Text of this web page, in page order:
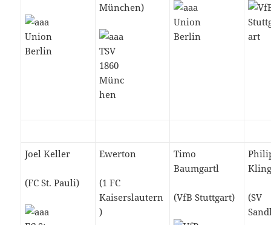
München)
Joel Keller
(FC St. Pauli)
Ewerton
(1 FC
Kaiserslautern
)
Timo
Baumgartl
(VfB Stuttgart)
(SV